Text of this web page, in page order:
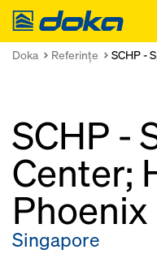
Doka
Doka Referinţe SCHP -
SCHP -
Center;
Phoenix
Singapore